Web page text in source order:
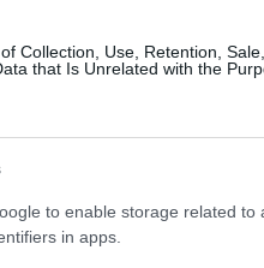
Collection, Use, Retention,
that Is Unrelated with the
to enable storage related to
in apps.